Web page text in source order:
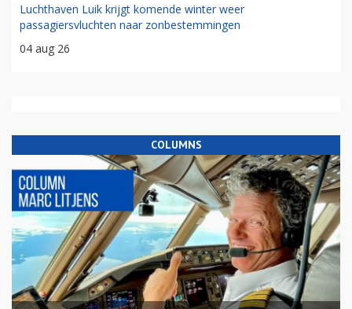
Luchthaven Luik krijgt komende winter weer
passagiersvluchten naar zonbestemmingen
04 aug 26
COLUMNS